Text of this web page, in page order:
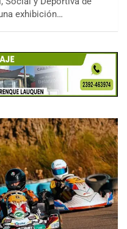
exhibición…